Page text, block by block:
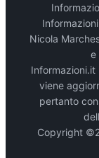
Nicola
e
viene
pertanto
Copyright